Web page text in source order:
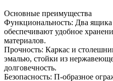
Основные преимущества
Функциональность: Два ящика
обеспечивают удобное
материалов.
Прочность: Каркас и
эмалью, стойки из
долговечность.
Безопасность: П-образное